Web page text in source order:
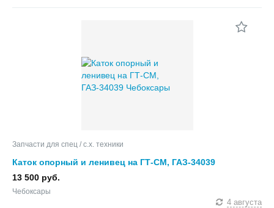
Запчасти для спец / с.х. техники
Каток опорный и ленивец на ГТ-СМ, ГАЗ-34039
13 500 руб.
Чебоксары
4 августа